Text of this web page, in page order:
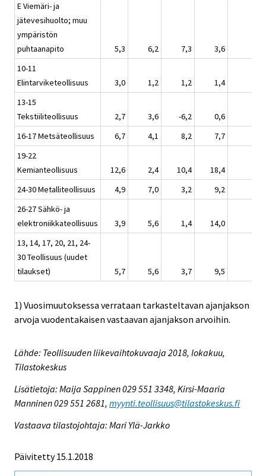
E Viemäri- ja
jätevesihuolto; muu
ympäristön
puhtaanapito
5,3 6,2 7,3
3,6
10-11
Elintarviketeollisuus
3,0 1,2 1,2
1,4
13-15
Tekstiiliteollisuus
2,7 3,6 -6,2
0,6
16-17 Metsäteollisuus
6,7 4,1 8,2
7,7
19-22
Kemianteollisuus
12,6 2,4 10,4
18,4
24-30 Metalliteollisuus
4,9 7,0 3,2
9,2
26-27 Sähkö- ja
elektroniikkateollisuus
3,9 5,6 1,4
14,0
13, 14, 17, 20, 21, 24-
30 Teollisuus (uudet
tilaukset)
5,7 5,6 3,7 9,5
1) Vuosimuutoksessa verrataan tarkasteltavan ajanjakson
arvoja vuodentakaisen vastaavan ajanjakson arvoihin.
Lähde: Teollisuuden liikevaihtokuvaaja 2018, lokakuu,
Tilastokeskus
Lisätietoja: Maija Sappinen 029 551 3348, Kirsi-Maaria
Manninen 029 551 2681, myynti.teollisuus@tilastokeskus.fi
Vastaava tilastojohtaja: Mari Ylä-Jarkko
Päivitetty 15.1.2018